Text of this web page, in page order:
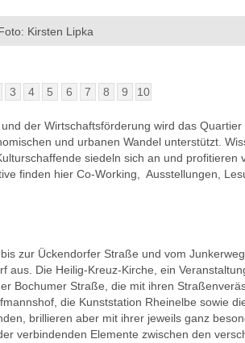
Kirsten Lipka
3 4 5 6 7 8 9 10
der Wirtschaftsförderung wird das
und urbanen Wandel unterstützt.
siedeln sich an und profitieren
finden hier Co-Working, Ausstellungen,
zur Ückendorfer Straße und vom
aus. Die Heilig-Kreuz-Kirche, ein
Bochumer Straße, die mit ihren
die Kunststation Rheinelbe sowie
brillieren aber mit ihrer jeweils ganz
verbindenden Elemente zwischen den